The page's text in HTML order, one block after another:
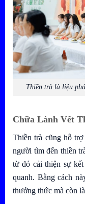
Thiền trà là liệu
Chữa Lành Vết
Thiền trà cũng hỗ
người tìm đến thiền
từ đó cải thiện sự
quanh. Bằng cách
thưởng thức mà còn